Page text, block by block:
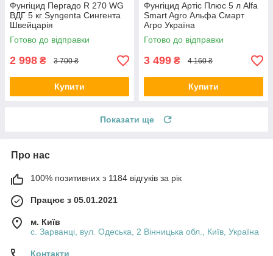
Фунгіцид Пергадо R 270 WG
ВДГ 5 кг Syngenta Сингента
Швейцарія
Готово до відправки
2 998 ₴ 3 700 ₴
Купити
Фунгіцид Артіс Плюс 5 л Alfa
Smart Agro Альфа Смарт
Агро Україна
Готово до відправки
3 499 ₴ 4 160 ₴
Купити
Показати ще
Про нас
100% позитивних з 1184 відгуків за рік
Працює з 05.01.2021
м. Київ
с. Зарванці, вул. Одеська, 2 Вінницька обл., Київ, Україна
Контакти